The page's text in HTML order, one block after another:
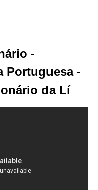
-
Portuguesa -
da Lí